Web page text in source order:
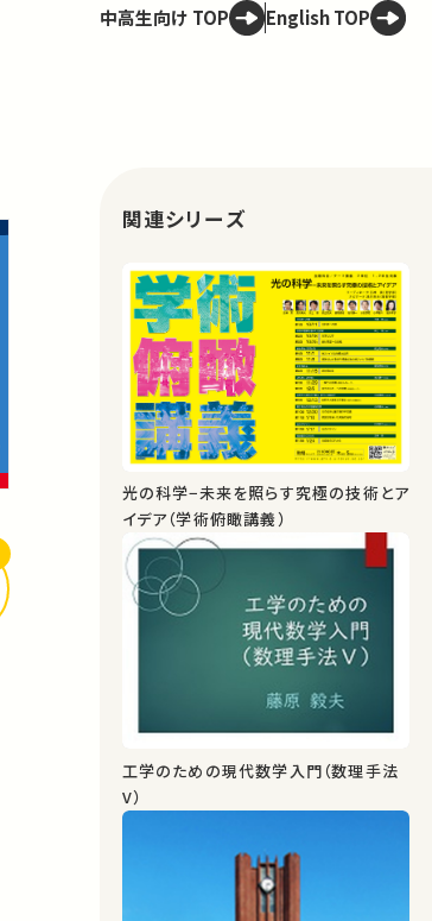
中高生向け TOP English TOP
関連シリーズ
光の科学−未来を照らす究極の技術とア
イデア（学術俯瞰講義）
工学のための現代数学入門（数理手法
V）